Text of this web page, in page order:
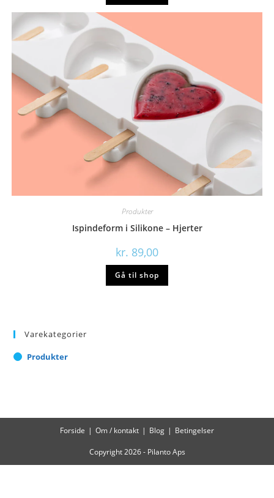
Produkter
Ispindeform i Silikone – Hjerter
kr. 89,00
Gå til shop
Varekategorier
Produkter
Forside Om / kontakt Blog Betingelser
Copyright 2026 - Pilanto Aps